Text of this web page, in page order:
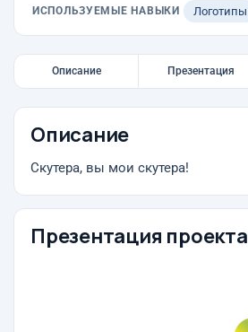
ИСПОЛЬЗУЕМЫЕ НАВЫКИ Логотипы
Описание Презентация
Описание
Скутера, вы мои скутера!
Презентация проекта